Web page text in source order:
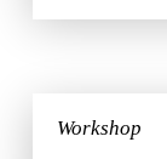
Workshop